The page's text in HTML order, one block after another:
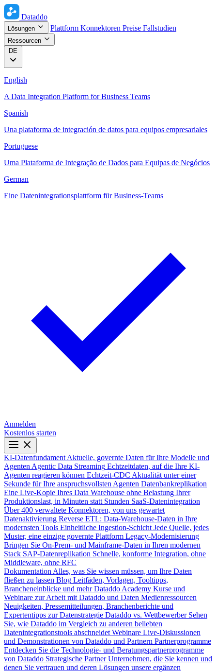
Dataddo
Lösungen Plattform Konnektoren Preise Fallstudien
Ressourcen
DE
English
A Data Integration Platform for Business Teams
Spanish
Una plataforma de integración de datos para equipos empresariales
Portuguese
Uma Plataforma de Integração de Dados para Equipas de Negócios
German
Eine Datenintegrationsplattform für Business-Teams
Anmelden
Kostenlos starten
KI-Datenfundament Aktuelle, governte Daten für Ihre Modelle und
Agenten Agentic Data Streaming Echtzeitdaten, auf die Ihre KI-
Agenten reagieren können Echtzeit-CDC Aktualität unter einer
Sekunde für Ihre anspruchsvollsten Agenten Datenbankreplikation
Eine Live-Kopie Ihres Data Warehouse ohne Belastung Ihrer
Produktionslast, in Minuten statt Stunden SaaS-Datenintegration
Über 400 verwaltete Konnektoren, von uns gewartet
Datenaktivierung Reverse ETL: Data-Warehouse-Daten in Ihre
modernsten Tools Einheitliche Ingestion-Schicht Jede Quelle, jedes
Muster, eine einzige governte Plattform Legacy-Modernisierung
Bringen Sie On-Prem- und Mainframe-Daten in Ihren modernen
Stack SAP-Datenreplikation Schnelle, konforme Integration, ohne
Middleware, ohne RFC
Dokumentation Alles, was Sie wissen müssen, um Ihre Daten
fließen zu lassen Blog Leitfäden, Vorlagen, Tooltipps,
Brancheneinblicke und mehr Dataddo Academy Kurse und
Webinare zur Arbeit mit Dataddo und Daten Medienressourcen
Neuigkeiten, Pressemitteilungen, Branchenberichte und
Expertentipps zur Datenstrategie Dataddo vs. Wettbewerber Sehen
Sie, wie Dataddo im Vergleich zu anderen beliebten
Datenintegrationstools abschneidet Webinare Live-Diskussionen
und Demonstrationen von Dataddo und Partnern Partnerprogramme
Entdecken Sie die Technologie- und Beratungspartnerprogramme
von Dataddo Strategische Partner Unternehmen, die Sie kennen und
denen Sie vertrauen und deren Lösungen unsere ergänzen